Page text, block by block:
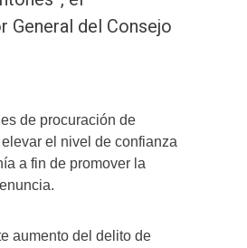
General del Consejo
de procuración de
el nivel de confianza
a fin de promover la
aumento del delito de